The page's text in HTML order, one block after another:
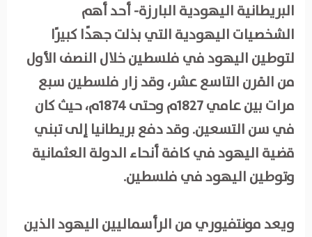
البريطانية اليهودية البارزة- أحد أهم
الشخصيات اليهودية التي بذلت جهدًا كبيرًا
لتوطين اليهود في فلسطين خلال النصف الأول
من القرن التاسع عشر، وقد زار فلسطين سبع
مرات بين عامي 1827م وحتى 1874م، حيث كان
في سن التسعين. وقد دفع بريطانيا إلى تبني
قضية اليهود في كافة أنحاء الدولة العثمانية
وتوطين اليهود في فلسطين.
ويعد مونتفيوري من الرأسماليين اليهود الذين